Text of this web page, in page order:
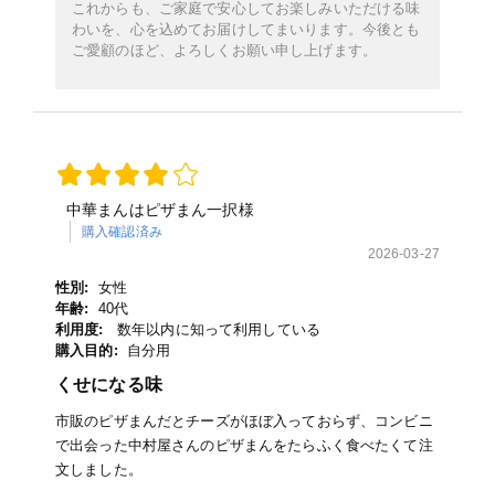
これからも、ご家庭で安心してお楽しみいただける味
わいを、心を込めてお届けしてまいります。今後とも
ご愛顧のほど、よろしくお願い申し上げます。
中華まんはピザまん一択様
購入確認済み
2026-03-27
性別:
女性
年齢:
40代
利用度:
数年以内に知って利用している
購入目的:
自分用
くせになる味
市販のピザまんだとチーズがほぼ入っておらず、コンビニ
で出会った中村屋さんのピザまんをたらふく食べたくて注
文しました。